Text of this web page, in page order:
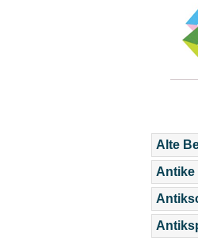
Alte
Antike